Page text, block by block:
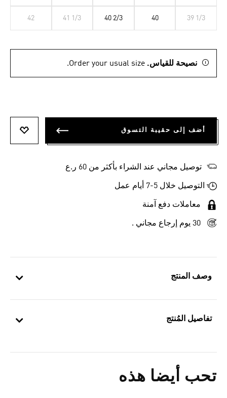
وصف المنتج
تفاصيل المُنتج
تحب أيضا هذه
39 1/3
40
40 2/3
41 1/3
42
نصيحة للقياس. Order your usual size.
أضف إلى حقيبة التسوق
توصيل مجاني عند الشراء بأكثر من 60 ر.ع
التوصيل خلال 5-7 أيام عمل
معاملات دفع آمنة